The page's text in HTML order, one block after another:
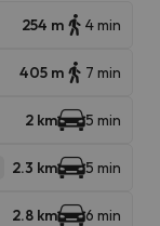
254 m 4 min
405 m 7 min
2 km 5 min
2.3 km 5 min
2.8 km 6 min